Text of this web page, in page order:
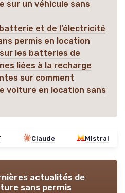
sur un véhicule sans
et de l’électricité
permis en location
les batteries de
liées à la recharge
sur comment
voiture en location sans
Claude Mistral
actualités de
sans permis